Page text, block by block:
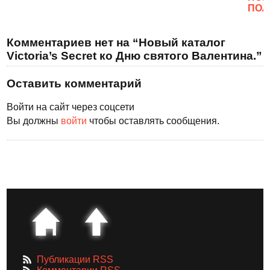
Комментариев нет на “Новый каталог
Victoria’s Secret ко Дню святого Валентина.”
Оставить комментарий
Войти на сайт через соцсети
Вы должны войти чтобы оставлять сообщения.
Публикации RSS